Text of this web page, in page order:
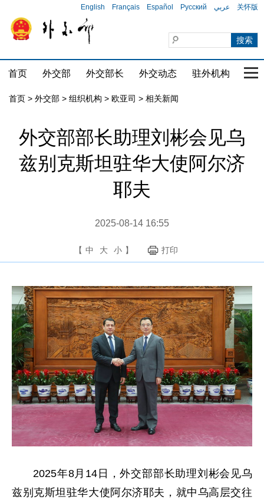
English Français Español Русский عربي 关怀版
首页 外交部 外交部长 外交动态 驻外机构 国
首页 > 外交部 > 组织机构 > 欧亚司 > 相关新闻
外交部部长助理刘彬会见乌
兹别克斯坦驻华大使阿尔济
耶夫
2025-08-14 16:55
【 中 大 小 】 打印
2025年8月14日，外交部部长助理刘彬会见乌
兹别克斯坦驻华大使阿尔济耶夫，就中乌高层交往